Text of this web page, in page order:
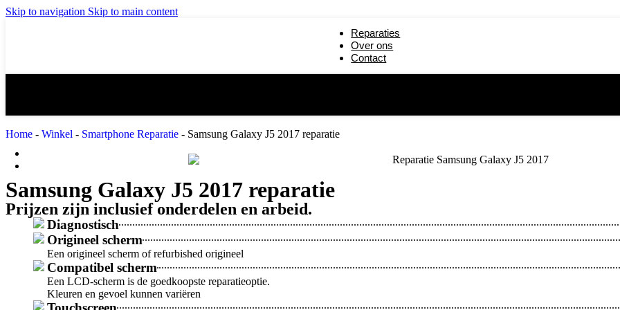
Skip to navigation Skip to main content
Reparaties
Over ons
Contact
iPad mini 3 reparatie
iPad Air 3 (2019) reparatie
Home - Winkel - Smartphone Reparatie - Samsung Galaxy J5 2017 reparatie
Samsung Galaxy J5 2017 reparatie
Prijzen zijn inclusief onderdelen en arbeid.
Diagnostisch
Origineel scherm
Een origineel scherm of refurbished origineel
Compatibel scherm
Een LCD-scherm is de goedkoopste reparatieoptie.
Kleuren en gevoel kunnen variëren